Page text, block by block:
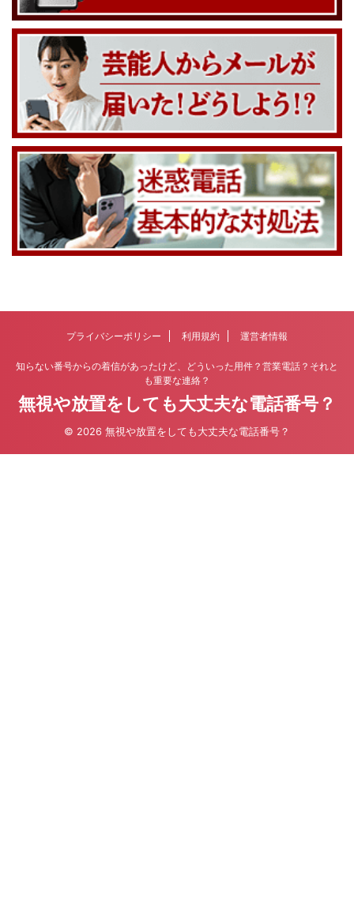
プライバシーポリシー 利用規約 運営者情報
知らない番号からの着信があったけど、どういった用件？営業電話？それと
も重要な連絡？
無視や放置をしても大丈夫な電話番号？
© 2026 無視や放置をしても大丈夫な電話番号？